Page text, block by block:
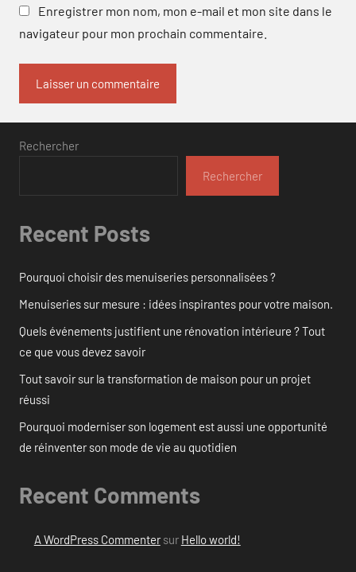
Enregistrer mon nom, mon e-mail et mon site dans le
navigateur pour mon prochain commentaire.
Rechercher
Rechercher
Recent Posts
Pourquoi choisir des menuiseries personnalisées ?
Menuiseries sur mesure : idées inspirantes pour votre maison.
Quels événements justifient une rénovation intérieure ? Tout
ce que vous devez savoir
Tout savoir sur la transformation de maison pour un projet
réussi
Pourquoi moderniser son logement est aussi une opportunité
de réinventer son mode de vie au quotidien
Recent Comments
A WordPress Commentersur Hello world!